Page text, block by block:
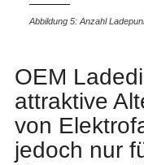
Abbildung 5: Anzahl
OEM
attraktive
von
jedoch nur